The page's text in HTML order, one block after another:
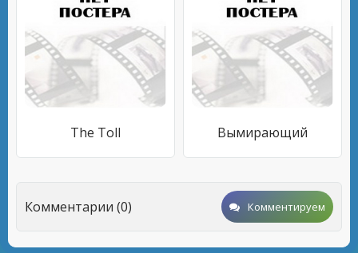
The Toll Вымирающий
Комментарии (0) Комментируем